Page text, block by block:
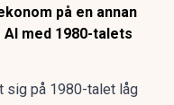
på en annan
med 1980-talets
sig på 1980-talet låg